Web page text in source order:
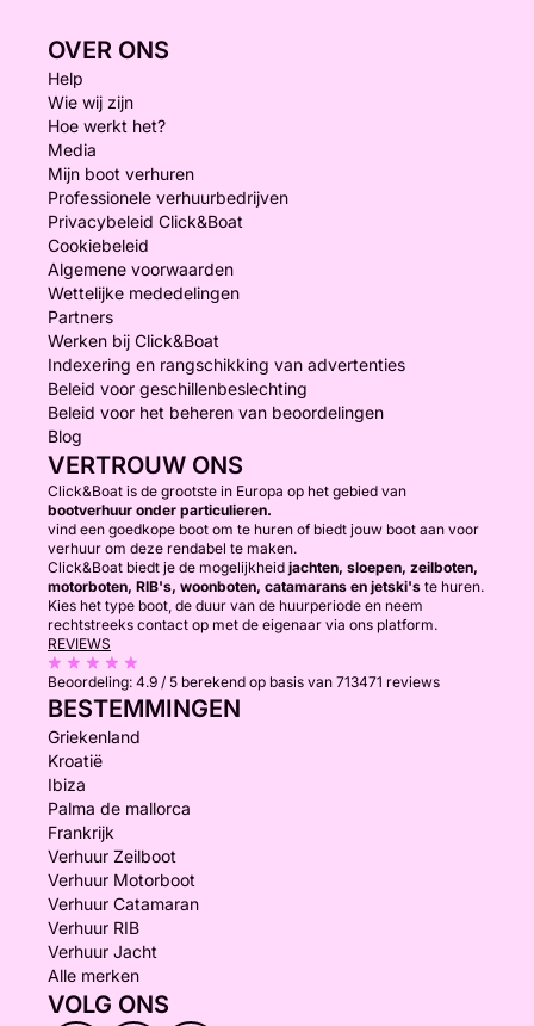
OVER ONS
Help
Wie wij zijn
Hoe werkt het?
Media
Mijn boot verhuren
Professionele verhuurbedrijven
Privacybeleid Click&Boat
Cookiebeleid
Algemene voorwaarden
Wettelijke mededelingen
Partners
Werken bij Click&Boat
Indexering en rangschikking van advertenties
Beleid voor geschillenbeslechting
Beleid voor het beheren van beoordelingen
Blog
VERTROUW ONS
Click&Boat is de grootste in Europa op het gebied van
bootverhuur onder particulieren.
vind een goedkope boot om te huren of biedt jouw boot aan voor
verhuur om deze rendabel te maken.
Click&Boat biedt je de mogelijkheid jachten, sloepen, zeilboten,
motorboten, RIB's, woonboten, catamarans en jetski's te huren.
Kies het type boot, de duur van de huurperiode en neem
rechtstreeks contact op met de eigenaar via ons platform.
REVIEWS
Beoordeling: 4.9 / 5 berekend op basis van 713471 reviews
BESTEMMINGEN
Griekenland
Kroatië
Ibiza
Palma de mallorca
Frankrijk
Verhuur Zeilboot
Verhuur Motorboot
Verhuur Catamaran
Verhuur RIB
Verhuur Jacht
Alle merken
VOLG ONS